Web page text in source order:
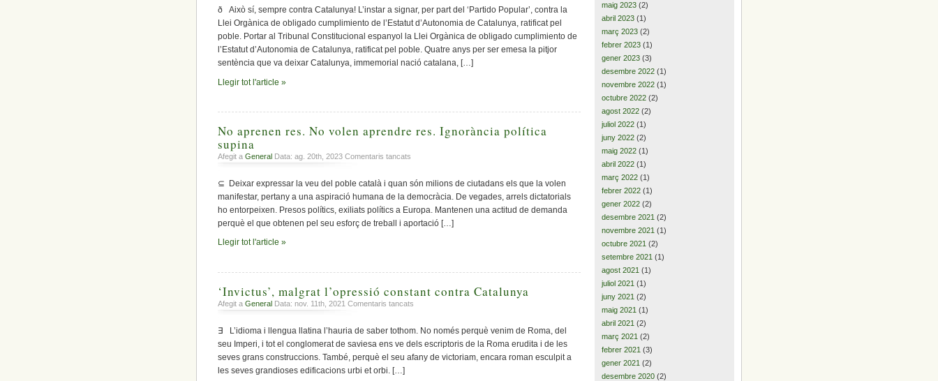
desenteniment
del
Popular’
contra
Catalunya,
raó
l’independentisme
ð Això sí, sempre contra Catalunya! L’instar a signar, per part del ‘Partido Popular’, contra la
Llei Orgànica de obligado cumplimiento de l’Estatut d’Autonomia de Catalunya, ratificat pel
poble. Portar al Tribunal Constitucional espanyol la Llei Orgànica de obligado cumplimiento de
l’Estatut d’Autonomia de Catalunya, ratificat pel poble. Quatre anys per ser emesa la pitjor
sentència que va deixar Catalunya, immemorial nació catalana, […]
Llegir tot l'article »
No aprenen res. No volen aprendre res. Ignorància política
supina
Afegit a General Data: ag. 20th, 2023 Comentaris tancats
aprenen
volen
aprendre
supina
⊆ Deixar expressar la veu del poble català i quan són milions de ciutadans els que la volen
manifestar, pertany a una aspiració humana de la democràcia. De vegades, arrels dictatorials
ho entorpeixen. Presos polítics, exiliats polítics a Europa. Mantenen una actitud de demanda
perquè el que obtenen pel seu esforç de treball i aportació […]
Llegir tot l'article »
‘Invictus’, malgrat l’opressió constant contra Catalunya
Afegit a General Data: nov. 11th, 2021 Comentaris tancats
malgrat
contra
∃ L’idioma i llengua llatina l’hauria de saber tothom. No només perquè venim de Roma, del
seu Imperi, i tot el conglomerat de saviesa ens ve dels escriptoris de la Roma erudita i de les
seves grans construccions. També, perquè el seu afany de victoriam, encara roman esculpit a
les seves grandioses edificacions urbi et orbi. […]
maig 2023 (2)
abril 2023 (1)
març 2023 (2)
febrer 2023 (1)
gener 2023 (3)
desembre 2022 (1)
novembre 2022 (1)
octubre 2022 (2)
agost 2022 (2)
juliol 2022 (1)
juny 2022 (2)
maig 2022 (1)
abril 2022 (1)
març 2022 (1)
febrer 2022 (1)
gener 2022 (2)
desembre 2021 (2)
novembre 2021 (1)
octubre 2021 (2)
setembre 2021 (1)
agost 2021 (1)
juliol 2021 (1)
juny 2021 (2)
maig 2021 (1)
abril 2021 (2)
març 2021 (2)
febrer 2021 (3)
gener 2021 (2)
desembre 2020 (2)